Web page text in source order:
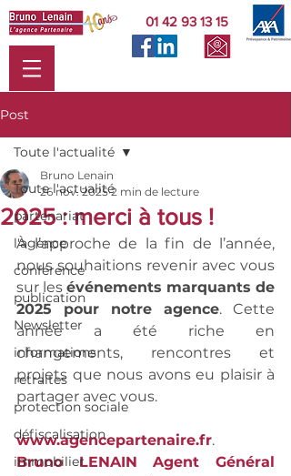
01 42 93 13 15
Post
Toute l'actualité
partenariat
l'agence
conférence
publication
Newsletter
informations
retraites
protection sociale
défiscalisation
immobilier
Toute l'actualité
2025 : merci à tous !
Bruno Lenain
26 nov. 2025 2 min de lecture
À l’approche de la fin de l’année,
nous souhaitions revenir avec vous
sur les événements marquants de
2025 pour notre agence. Cette
année a été riche en
changements, rencontres et
projets que nous avons eu plaisir à
partager avec vous.
www.agencepartenaire.fr.
Bruno LENAIN Agent Général